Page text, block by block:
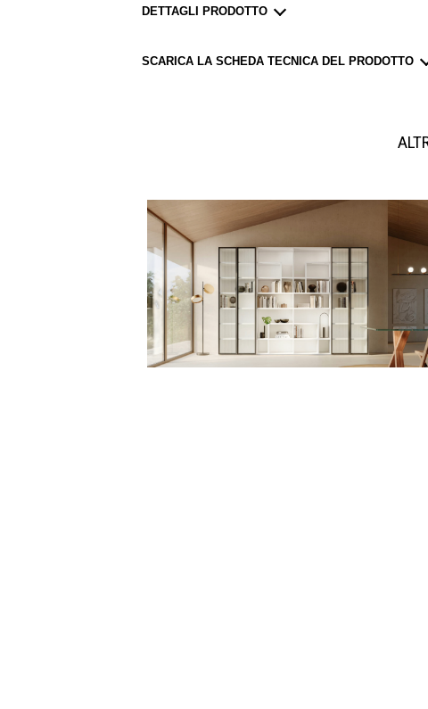
DETTAGLI PRODOTTO
SCARICA LA SCHEDA TECNICA DEL PRODOTTO